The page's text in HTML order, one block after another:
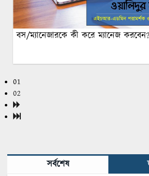
বস/ম্যানেজারকে কী করে ম্যানেজ করবেন?
01
02
সর্বশেষ